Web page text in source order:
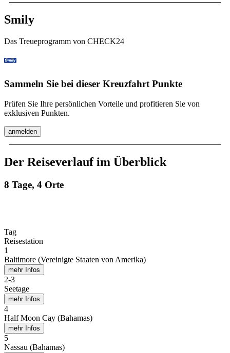
Smily
Das Treueprogramm von CHECK24
Sammeln Sie bei dieser Kreuzfahrt Punkte
Prüfen Sie Ihre persönlichen Vorteile und profitieren Sie von
exklusiven Punkten.
anmelden
Der Reiseverlauf im Überblick
8 Tage, 4 Orte
Tag
Reisestation
1
Baltimore (Vereinigte Staaten von Amerika)
mehr Infos
2-3
Seetage
mehr Infos
4
Half Moon Cay (Bahamas)
mehr Infos
5
Nassau (Bahamas)